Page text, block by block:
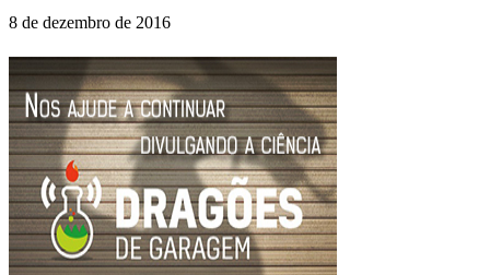
8 de dezembro de 2016